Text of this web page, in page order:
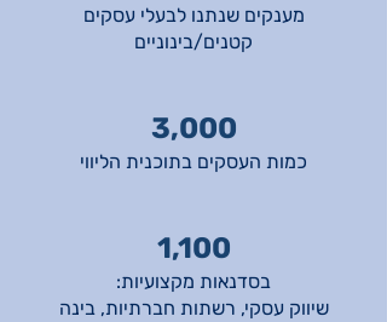
מענקים שנתנו לבעלי עסקים
קטנים/בינוניים
3,000
כמות העסקים בתוכנית הליווי
1,100
בסדנאות מקצועיות:
שיווק עסקי, רשתות חברתיות, בינה